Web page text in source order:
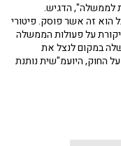
לממשלה", הדגיש.
זה אשר פוסק. פיטורי
על פעולות הממשלה
במקום לנצל את
החוק, היועמ"שית נותנת